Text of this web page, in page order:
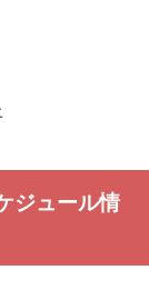
ジュール情